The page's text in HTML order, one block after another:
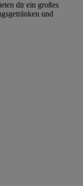
dir ein großes
und